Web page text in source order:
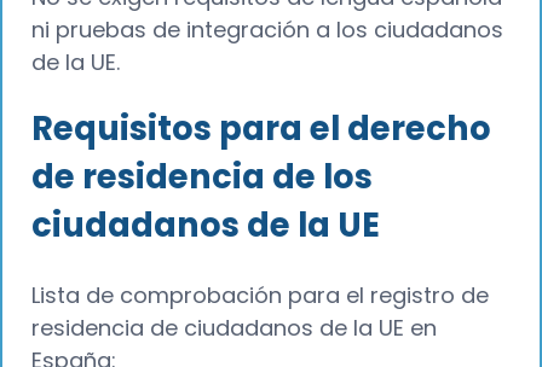
ni pruebas de integración a los ciudadanos
de la UE.
Requisitos para el derecho
de residencia de los
ciudadanos de la UE
Lista de comprobación para el registro de
residencia de ciudadanos de la UE en
España: